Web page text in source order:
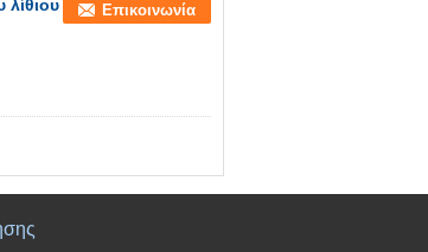
Επικοινωνία